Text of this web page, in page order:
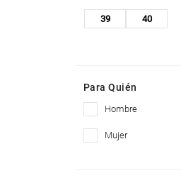
39 40
Para Quién
hombre
mujer